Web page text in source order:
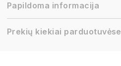
Papildoma informacija
Prekių kiekiai parduotuvėse